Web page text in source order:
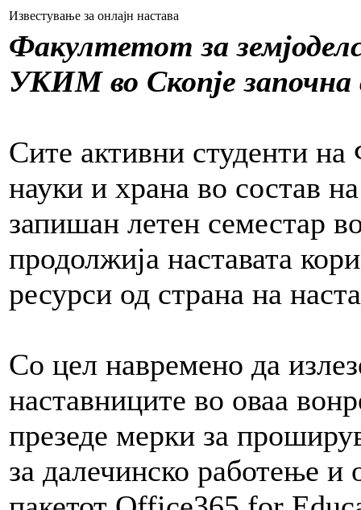
Известување за онлајн настава
Факултетот за
УКИМ во Скопје започна
Сите активни студенти на
науки и храна во состав
запишан летен семестар
продолжија наставата
ресурси од страна на
Со цел навремено да
наставниците во оваа
презеде мерки за
за далечинско работење и